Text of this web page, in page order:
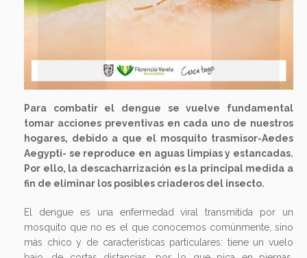
Para combatir el dengue se vuelve fundamental
tomar acciones preventivas en cada uno de nuestros
hogares, debido a que el mosquito trasmisor-Aedes
Aegypti- se reproduce en aguas limpias y estancadas.
Por ello, la descacharrización es la principal medida a
fin de eliminar los posibles criaderos del insecto.
El dengue es una enfermedad viral transmitida por un
mosquito que no es el que conocemos comúnmente, sino
más chico y de características particulares: tiene un vuelo